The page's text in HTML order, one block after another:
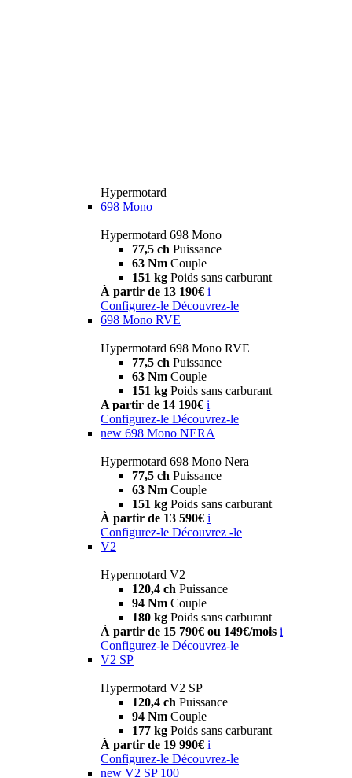
Hypermotard
698 Mono
Hypermotard 698 Mono
77,5 ch Puissance
63 Nm Couple
151 kg Poids sans carburant
À partir de 13 190€ i
Configurez-le Découvrez-le
698 Mono RVE
Hypermotard 698 Mono RVE
77,5 ch Puissance
63 Nm Couple
151 kg Poids sans carburant
A partir de 14 190€ i
Configurez-le Découvrez-le
new 698 Mono NERA
Hypermotard 698 Mono Nera
77,5 ch Puissance
63 Nm Couple
151 kg Poids sans carburant
À partir de 13 590€ i
Configurez-le Découvrez -le
V2
Hypermotard V2
120,4 ch Puissance
94 Nm Couple
180 kg Poids sans carburant
À partir de 15 790€ ou 149€/mois i
Configurez-le Découvrez-le
V2 SP
Hypermotard V2 SP
120,4 ch Puissance
94 Nm Couple
177 kg Poids sans carburant
À partir de 19 990€ i
Configurez-le Découvrez-le
new V2 SP 100